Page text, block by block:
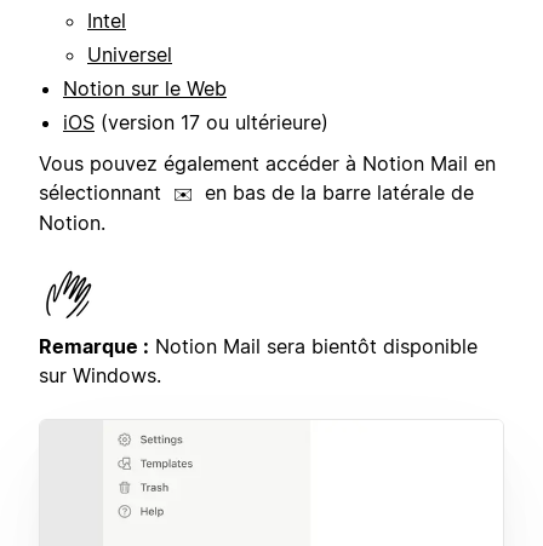
Intel
Universel
Notion sur le Web
iOS (version 17 ou ultérieure)
Vous pouvez également accéder à Notion Mail en
sélectionnant
✉️
en bas de la barre latérale de
Notion.
Remarque : Notion Mail sera bientôt disponible
sur Windows.